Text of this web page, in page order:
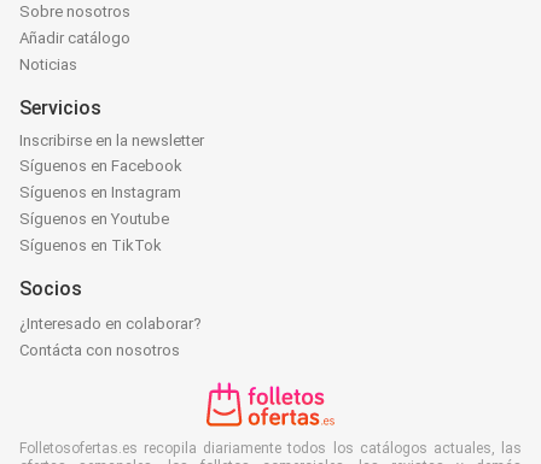
Sobre nosotros
Añadir catálogo
Noticias
Servicios
Inscribirse en la newsletter
Síguenos en Facebook
Síguenos en Instagram
Síguenos en Youtube
Síguenos en TikTok
Socios
¿Interesado en colaborar?
Contácta con nosotros
Folletosofertas.es recopila diariamente todos los catálogos actuales, las